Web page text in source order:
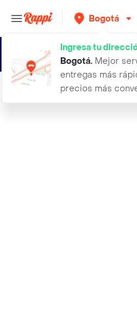
Bogotá
Ingresa tu
Bogotá. Mejor
entregas más
precios más
40 semillas organicas de